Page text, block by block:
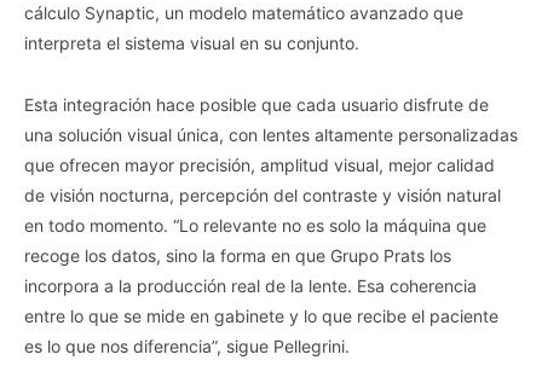
cálculo Synaptic, un modelo matemático avanzado que
interpreta el sistema visual en su conjunto.
Esta integración hace posible que cada usuario disfrute de
una solución visual única, con lentes altamente personalizadas
que ofrecen mayor precisión, amplitud visual, mejor calidad
de visión nocturna, percepción del contraste y visión natural
en todo momento. “Lo relevante no es solo la máquina que
recoge los datos, sino la forma en que Grupo Prats los
incorpora a la producción real de la lente. Esa coherencia
entre lo que se mide en gabinete y lo que recibe el paciente
es lo que nos diferencia”, sigue Pellegrini.